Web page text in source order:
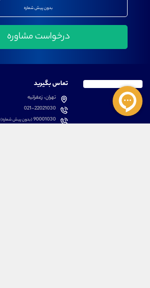
بدون پیش شماره
تماس بگیرید
تهران، زعفرانیه
021-22021030
90001030(بدون پیش شماره)